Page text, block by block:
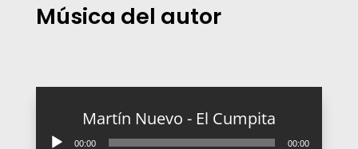
Música del autor
Martín Nuevo - El Cumpita
Reproductor
00:00 00:00